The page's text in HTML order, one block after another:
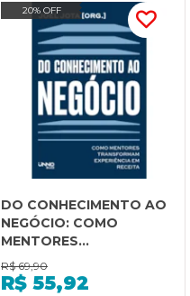
20% OFF
DO CONHECIMENTO AO
NEGÓCIO: COMO
MENTORES
TRANSFORMAM
EXPERIÊNCIA EM RECEITA
R$ 69,90
R$ 55,92